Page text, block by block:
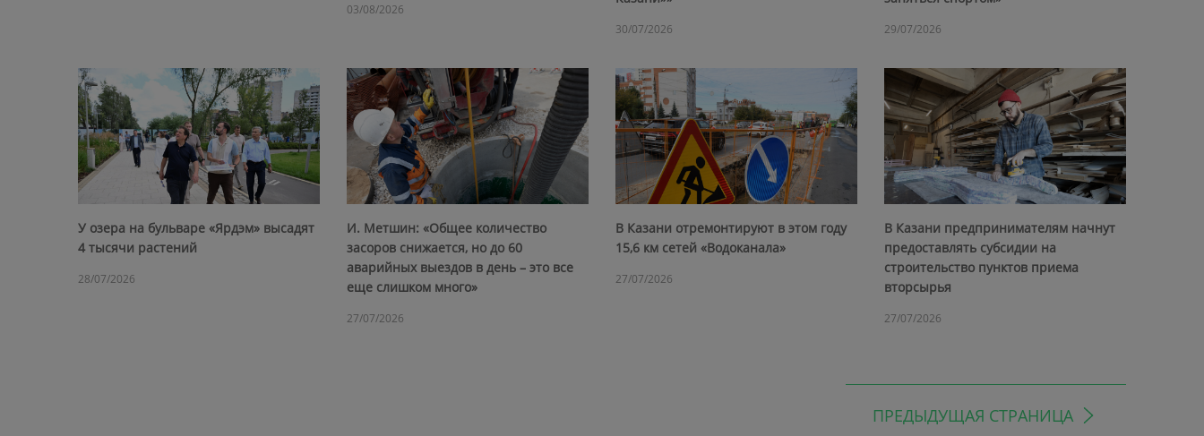
03/08/2026
30/07/2026 29/07/2026
У озера на бульваре «Ярдэм» высадят
4 тысячи растений
28/07/2026
И. Метшин: «Общее количество
засоров снижается, но до 60
аварийных выездов в день – это все
еще слишком много»
27/07/2026
В Казани отремонтируют в этом году
15,6 км сетей «Водоканала»
27/07/2026
В Казани предпринимателям начнут
предоставлять субсидии на
строительство пунктов приема
вторсырья
27/07/2026
ПРЕДЫДУЩАЯ СТРАНИЦА